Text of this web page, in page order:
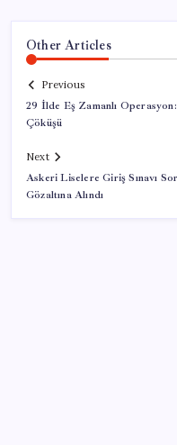
Other Articles
Previous
29 İlde Eş Zamanlı
Çöküşü
Next
Askeri Liselere Giriş Sınavı
Gözaltına Alındı